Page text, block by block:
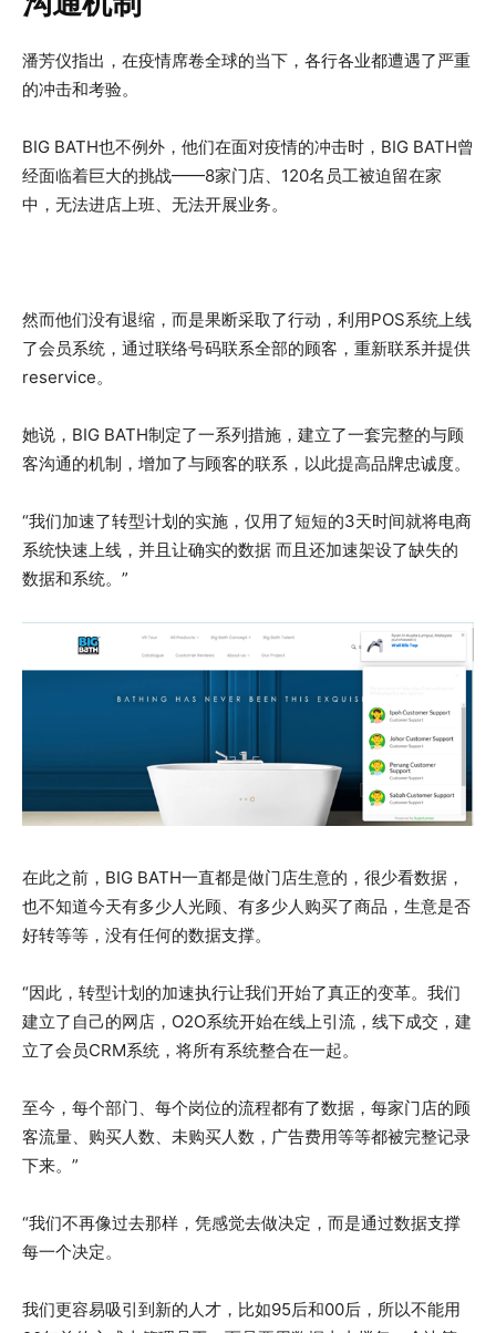
潘芳仪指出，在疫情席卷全球的当下，各行各业都遭遇了严重
的冲击和考验。
BIG BATH也不例外，他们在面对疫情的冲击时，BIG BATH曾
经面临着巨大的挑战——8家门店、120名员工被迫留在家
中，无法进店上班、无法开展业务。
然而他们没有退缩，而是果断采取了行动，利用POS系统上线
了会员系统，通过联络号码联系全部的顾客，重新联系并提供
reservice。
她说，BIG BATH制定了一系列措施，建立了一套完整的与顾
客沟通的机制，增加了与顾客的联系，以此提高品牌忠诚度。
“我们加速了转型计划的实施，仅用了短短的3天时间就将电商
系统快速上线，并且让确实的数据 而且还加速架设了缺失的
数据和系统。”
在此之前，BIG BATH一直都是做门店生意的，很少看数据，
也不知道今天有多少人光顾、有多少人购买了商品，生意是否
好转等等，没有任何的数据支撑。
“因此，转型计划的加速执行让我们开始了真正的变革。我们
建立了自己的网店，O2O系统开始在线上引流，线下成交，建
立了会员CRM系统，将所有系统整合在一起。
至今，每个部门、每个岗位的流程都有了数据，每家门店的顾
客流量、购买人数、未购买人数，广告费用等等都被完整记录
下来。”
“我们不再像过去那样，凭感觉去做决定，而是通过数据支撑
每一个决定。
我们更容易吸引到新的人才，比如95后和00后，所以不能用